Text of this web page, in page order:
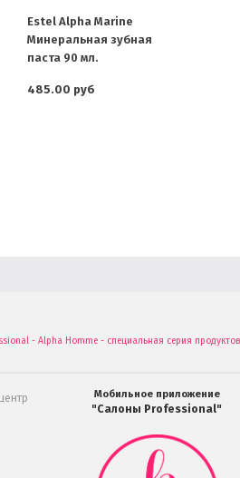
Estel Alpha Marine
Минеральная зубная
паста 90 мл.
485.00 руб
- Alpha Homme - специальная серия
Мобильное приложение
"Салоны Professional"
Мобильное
приложение
Салоны